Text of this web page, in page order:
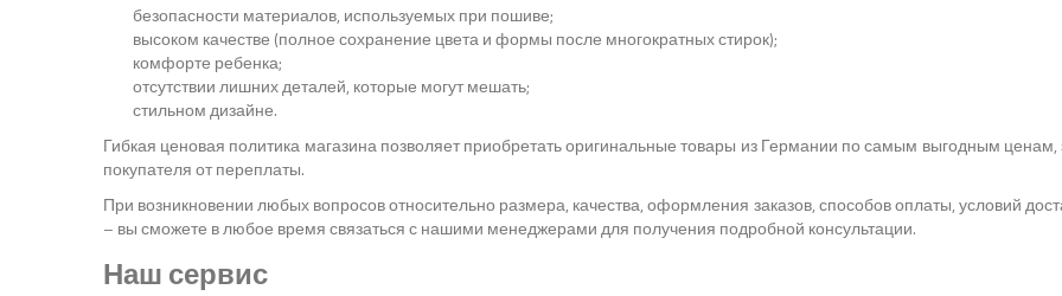
безопасности материалов, используемых при пошиве;
высоком качестве (полное сохранение цвета и формы после многократных стирок);
комфорте ребенка;
отсутствии лишних деталей, которые могут мешать;
стильном дизайне.
Гибкая ценовая политика магазина позволяет приобретать оригинальные товары из Германии по самым выгодным
покупателя от переплаты.
При возникновении любых вопросов относительно размера, качества, оформления заказов, способов оплаты, условий
– вы сможете в любое время связаться с нашими менеджерами для получения подробной консультации.
Наш сервис